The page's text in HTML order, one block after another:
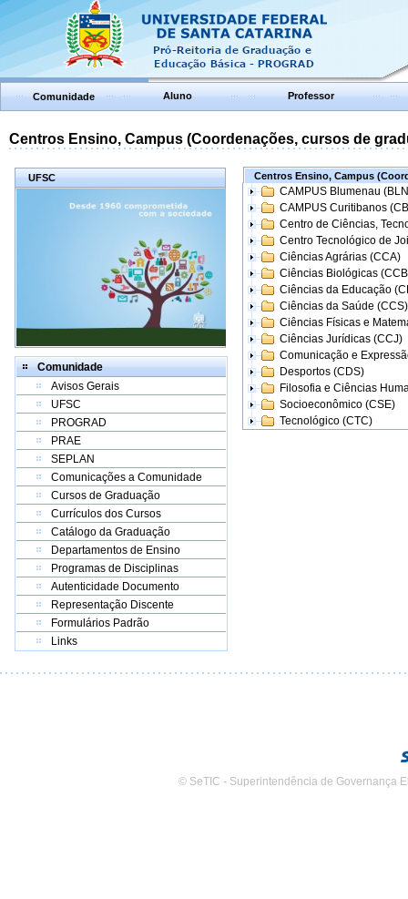
Comunidade Aluno Professor
Centros Ensino, Campus (Coordenações, cursos de
UFSC
Comunidade
Avisos Gerais
UFSC
PROGRAD
PRAE
SEPLAN
Comunicações a Comunidade
Cursos de Graduação
Currículos dos Cursos
Catálogo da Graduação
Departamentos de Ensino
Programas de Disciplinas
Autenticidade Documento
Representação Discente
Formulários Padrão
Links
Centros Ensino, Campus
CAMPUS Blumenau
CAMPUS Curitibanos
Centro de Ciências,
Centro Tecnológico de
Ciências Agrárias (CCA)
Ciências Biológicas
Ciências da Educação
Ciências da Saúde (CCS)
Ciências Físicas e
Ciências Jurídicas (CCJ)
Comunicação e
Desportos (CDS)
Filosofia e Ciências
Socioeconômico (CSE)
Tecnológico (CTC)
© SeTIC - Superintendência de Governança